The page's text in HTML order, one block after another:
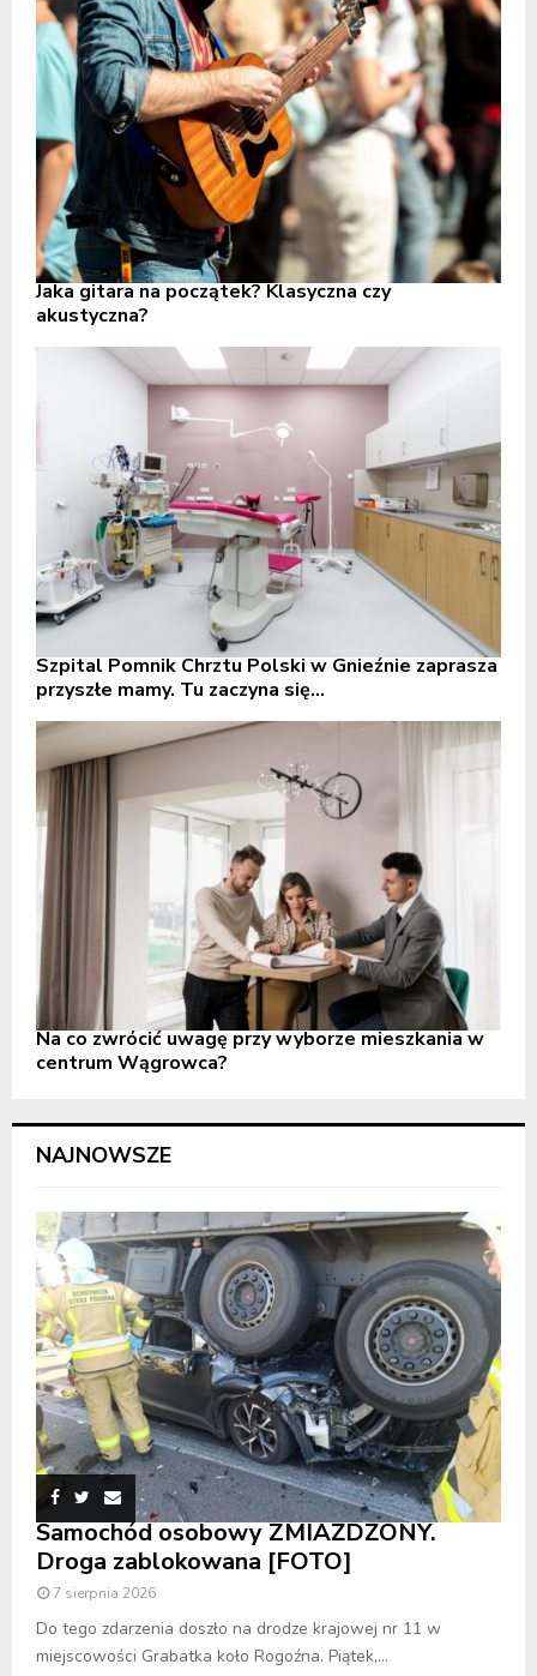
Jaka gitara na początek? Klasyczna czy
akustyczna?
Szpital Pomnik Chrztu Polski w Gnieźnie zaprasza
przyszłe mamy. Tu zaczyna się...
Na co zwrócić uwagę przy wyborze mieszkania w
centrum Wągrowca?
NAJNOWSZE
Samochód osobowy ZMIAŻDŻONY.
Droga zablokowana [FOTO]
7 sierpnia 2026
Do tego zdarzenia doszło na drodze krajowej nr 11 w
miejscowości Grabatka koło Rogoźna. Piątek,...